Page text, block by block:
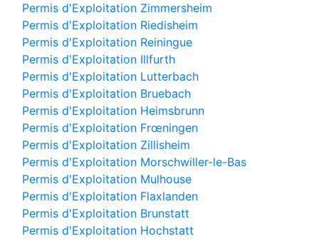
Permis d'Exploitation Zimmersheim
Permis d'Exploitation Riedisheim
Permis d'Exploitation Reiningue
Permis d'Exploitation Illfurth
Permis d'Exploitation Lutterbach
Permis d'Exploitation Bruebach
Permis d'Exploitation Heimsbrunn
Permis d'Exploitation Frœningen
Permis d'Exploitation Zillisheim
Permis d'Exploitation Morschwiller-le-Bas
Permis d'Exploitation Mulhouse
Permis d'Exploitation Flaxlanden
Permis d'Exploitation Brunstatt
Permis d'Exploitation Hochstatt